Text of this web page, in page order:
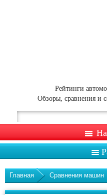
Рейтинги
Обзоры, сравнения и
Главная Сравнения машин